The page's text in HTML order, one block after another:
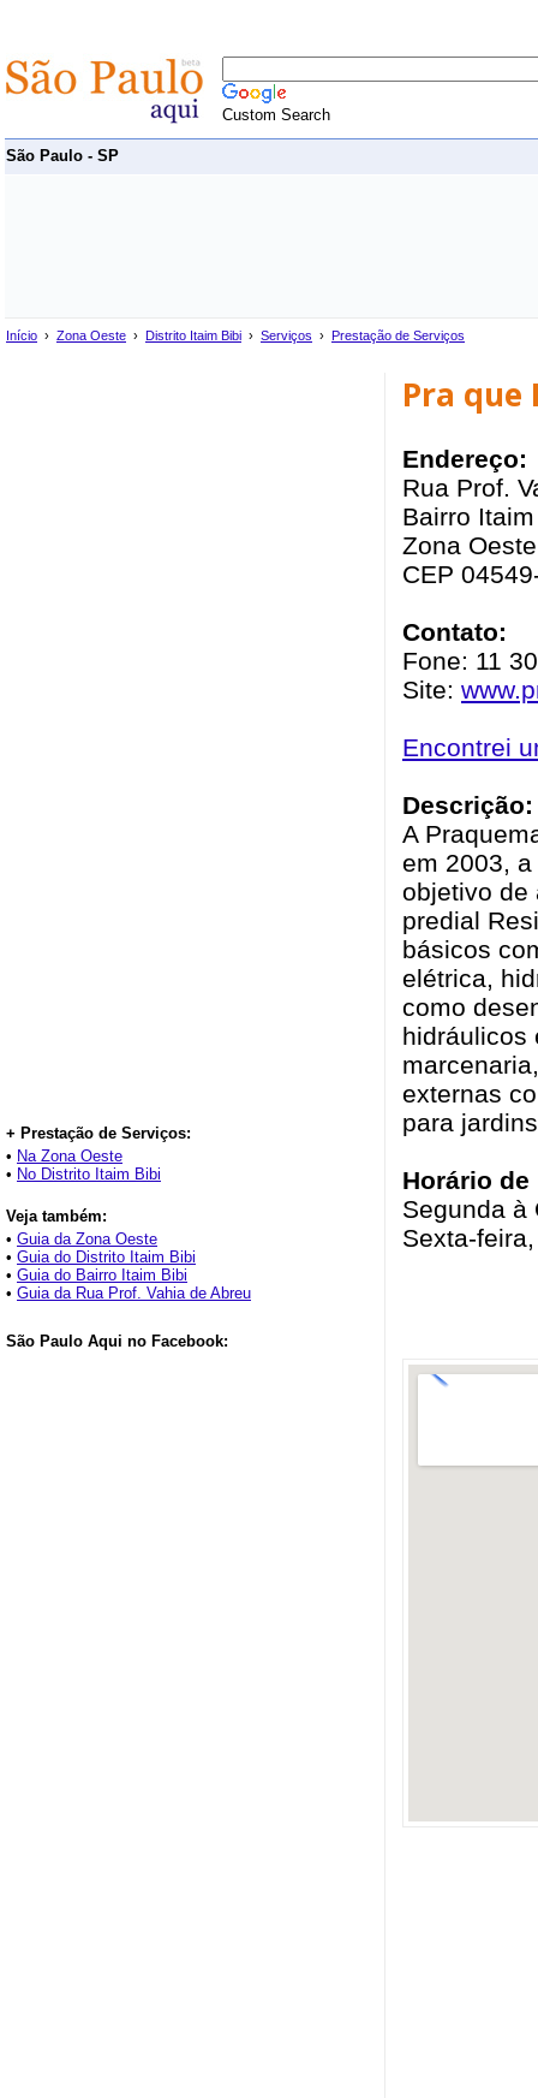
Custom Search
São Paulo - SP
Início › Zona Oeste › Distrito Itaim Bibi › Serviços › Prestação de Serviços
+ Prestação de Serviços:
• Na Zona Oeste
• No Distrito Itaim Bibi
Veja também:
• Guia da Zona Oeste
• Guia do Distrito Itaim Bibi
• Guia do Bairro Itaim Bibi
• Guia da Rua Prof. Vahia de Abreu
São Paulo Aqui no Facebook:
Pra que
Endereço:
Rua Prof.
Bairro
Zona
CEP
Contato:
Fone: 11
Site:
Encontrei
Descrição:
A
em 2003,
objetivo de
predial
básicos
elétrica,
como
hidráulicos
externas
para
Horário
Segunda à
Sexta-